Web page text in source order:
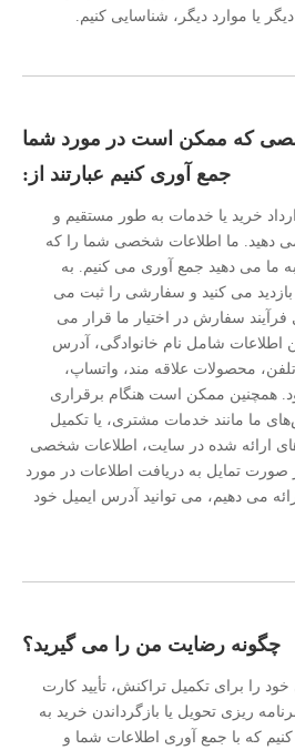
یا موارد دیگر، شناسایی کنیم.
که ممکن است در مورد شما
جمع آوری کنیم عبارتند از:
خرید یا خدمات به طور مستقیم و
می دهید. ما اطلاعات شخصی شما را که
ما می دهید جمع آوری می کنیم. به
بازدید می کنید و سفارشی را ثبت می
فرآیند سفارش در اختیار ما قرار می
اطلاعات شامل نام خانوادگی، آدرس
محصولات علاقه مند، واتساپ،
همچنین ممکن است هنگام برقراری
ما مانند خدمات مشتری، یا تکمیل
ارائه شده در سایت، اطلاعات شخصی
صورت تمایل به دریافت اطلاعات در مورد
می دهیم، می توانید آدرس ایمیل خود
چگونه رضایت من را می گیرید؟
را برای تکمیل تراکنش، تأیید کارت
ریزی تحویل یا بازگرداندن خرید به
که با جمع آوری اطلاعات شما و